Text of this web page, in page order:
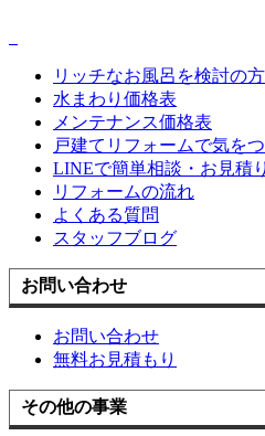
リッチなお風呂を検討の
水まわり価格表
メンテナンス価格表
戸建てリフォームで気を
LINEで簡単相談・お見積り
リフォームの流れ
よくある質問
スタッフブログ
お問い合わせ
お問い合わせ
無料お見積もり
その他の事業